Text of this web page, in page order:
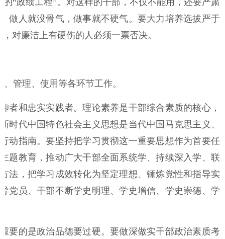
做人就没骨气，做事就不硬气。要大力培养选拔严于
对廉洁上有硬伤的人必须一票否决。
管理、使用等各环节工作。
和忠实实践者。理论素养是干部综合素质的核心，
代中国特色社会主义思想是当代中国马克思主义、
动指南。要坚持把学习贯彻这一重要思想作为首要任
题教育，推动广大干部全面系统学、持续深入学、联
法，把学习成效转化为坚定理想、锤炼党性和指导实
党员、干部不断学史明理、学史增信、学史崇德、学
的是政治品德要过硬。要做深做实干部政治素质考